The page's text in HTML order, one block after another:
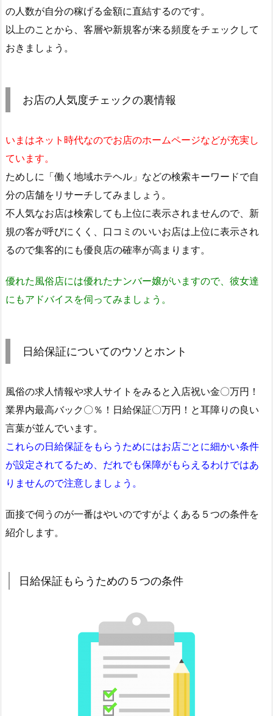
の人数が自分の稼げる金額に直結するのです。
以上のことから、客層や新規客が来る頻度をチェックして
おきましょう。
お店の人気度チェックの裏情報
いまはネット時代なのでお店のホームページなどが充実し
ています。
ためしに「働く地域ホテヘル」などの検索キーワードで自
分の店舗をリサーチしてみましょう。
不人気なお店は検索しても上位に表示されませんので、新
規の客が呼びにくく、口コミのいいお店は上位に表示され
るので集客的にも優良店の確率が高まります。
優れた風俗店には優れたナンバー嬢がいますので、彼女達
にもアドバイスを伺ってみましょう。
日給保証についてのウソとホント
風俗の求人情報や求人サイトをみると入店祝い金〇万円！
業界内最高バック〇％！日給保証〇万円！と耳障りの良い
言葉が並んでいます。
これらの日給保証をもらうためにはお店ごとに細かい条件
が設定されてるため、だれでも保障がもらえるわけではあ
りませんので注意しましょう。
面接で伺うのが一番はやいのですがよくある５つの条件を
紹介します。
日給保証もらうための５つの条件